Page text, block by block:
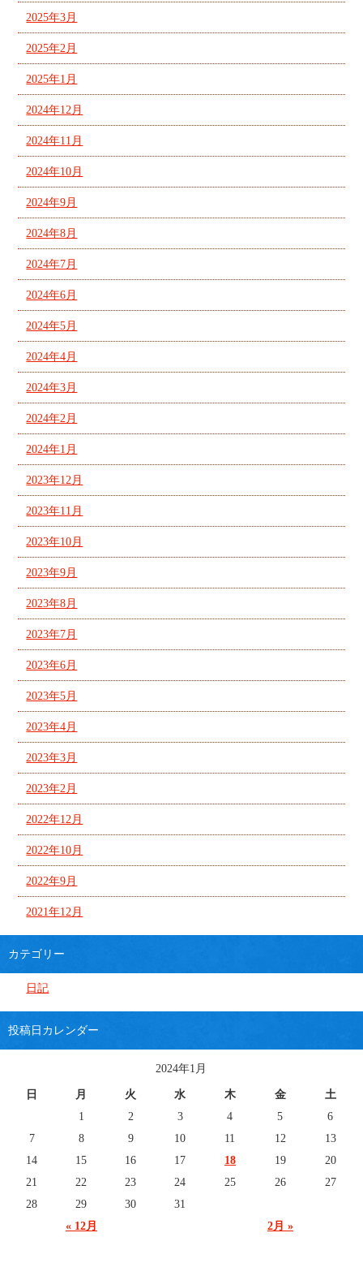
2025年3月
2025年2月
2025年1月
2024年12月
2024年11月
2024年10月
2024年9月
2024年8月
2024年7月
2024年6月
2024年5月
2024年4月
2024年3月
2024年2月
2024年1月
2023年12月
2023年11月
2023年10月
2023年9月
2023年8月
2023年7月
2023年6月
2023年5月
2023年4月
2023年3月
2023年2月
2022年12月
2022年10月
2022年9月
2021年12月
カテゴリー
日記
投稿日カレンダー
2024年1月
日 月 火 水 木 金 土
« 12月 2月 »
1 2 3 4 5
6
7
8 9 10 11 12
13
14
15 16 17 18 19
20
21
22 23 24 25 26
27
28
29 30 31